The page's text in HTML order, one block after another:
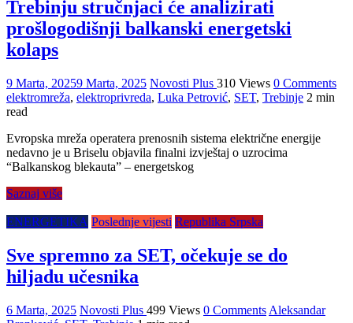
Trebinju stručnjaci će analizirati
prošlogodišnji balkanski energetski
kolaps
9 Marta, 20259 Marta, 2025 Novosti Plus 310 Views 0 Comments
elektromreža, elektroprivreda, Luka Petrović, SET, Trebinje 2 min
read
Evropska mreža operatera prenosnih sistema električne energije
nedavno je u Briselu objavila finalni izvještaj o uzrocima
“Balkanskog blekauta” – energetskog
Saznaj više
ENERGETIKA Poslednje vijesti Republika Srpska
Sve spremno za SET, očekuje se do
hiljadu učesnika
6 Marta, 2025 Novosti Plus 499 Views 0 Comments Aleksandar